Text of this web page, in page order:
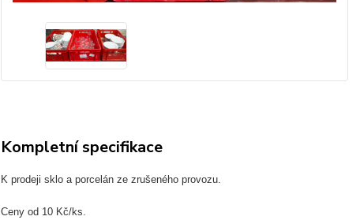
Kompletní specifikace
K prodeji sklo a porcelán ze zrušeného provozu.
Ceny od 10 Kč/ks.